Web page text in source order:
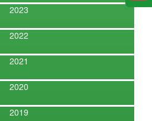
2023
2022
2021
2020
2019